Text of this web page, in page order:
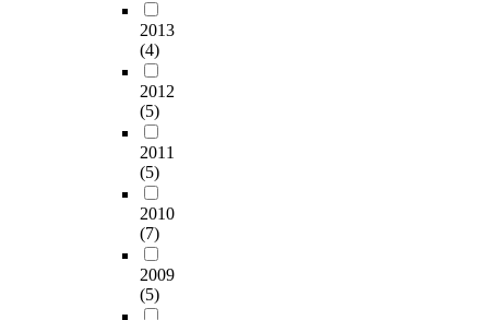
2013
(4)
2012
(5)
2011
(5)
2010
(7)
2009
(5)